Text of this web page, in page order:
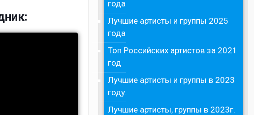
года
Лучшие артисты и группы 2025
года
Топ Российских артистов за 2021
год
Лучшие артисты и группы в 2023
году.
Лучшие артисты, группы в 2023г.